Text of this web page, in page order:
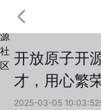
开放原子开
才，用心繁
2025-03-05 10:03:52